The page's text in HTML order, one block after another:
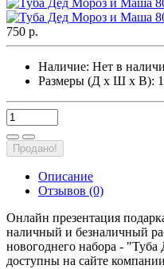
750 р.
Наличие: Нет в
Размеры (Д х Ш х В):
Продано!
Описание
Отзывов (0)
Онлайн презентация
наличный и безналичный
новогоднего набора -
доступны на сайте